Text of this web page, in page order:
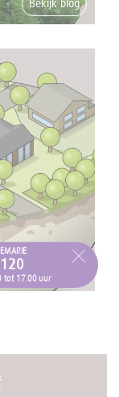
tot 17.00 uur
Bekijk blog